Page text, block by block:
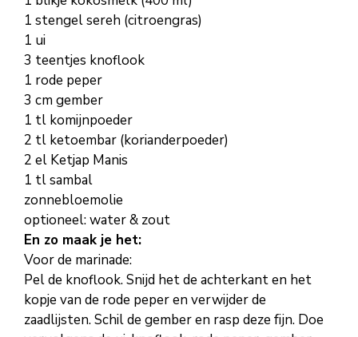
1 stengel sereh (citroengras)
1 ui
3 teentjes knoflook
1 rode peper
3 cm gember
1 tl komijnpoeder
2 tl ketoembar (korianderpoeder)
2 el Ketjap Manis
1 tl sambal
zonnebloemolie
optioneel: water & zout
En zo maak je het:
Voor de marinade:
Pel de knoflook. Snijd het de achterkant en het
kopje van de rode peper en verwijder de
zaadlijsten. Schil de gember en rasp deze fijn. Doe